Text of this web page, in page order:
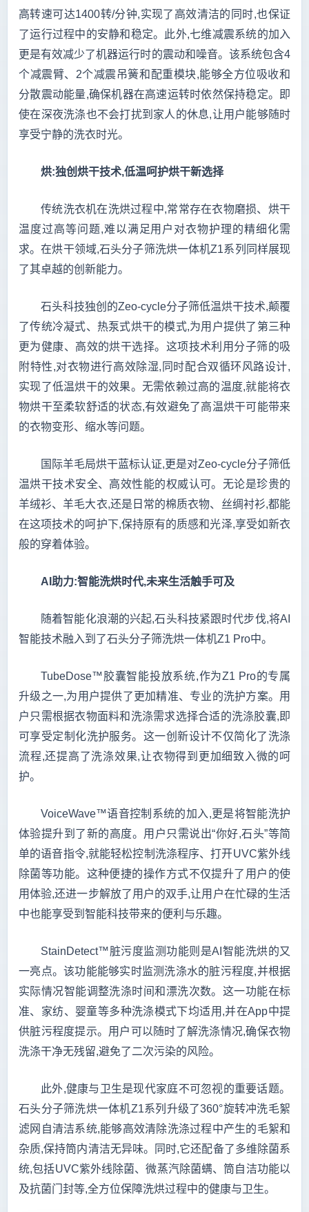
高转速可达1400转/分钟,实现了高效清洁的同时,也保证
了运行过程中的安静和稳定。此外,七维减震系统的加入
更是有效减少了机器运行时的震动和噪音。该系统包含4
个减震臂、2个减震吊簧和配重模块,能够全方位吸收和
分散震动能量,确保机器在高速运转时依然保持稳定。即
使在深夜洗涤也不会打扰到家人的休息,让用户能够随时
享受宁静的洗衣时光。
烘:独创烘干技术,低温呵护烘干新选择
传统洗衣机在洗烘过程中,常常存在衣物磨损、烘干
温度过高等问题,难以满足用户对衣物护理的精细化需
求。在烘干领域,石头分子筛洗烘一体机Z1系列同样展现
了其卓越的创新能力。
石头科技独创的Zeo-cycle分子筛低温烘干技术,颠覆
了传统冷凝式、热泵式烘干的模式,为用户提供了第三种
更为健康、高效的烘干选择。这项技术利用分子筛的吸
附特性,对衣物进行高效除湿,同时配合双循环风路设计,
实现了低温烘干的效果。无需依赖过高的温度,就能将衣
物烘干至柔软舒适的状态,有效避免了高温烘干可能带来
的衣物变形、缩水等问题。
国际羊毛局烘干蓝标认证,更是对Zeo-cycle分子筛低
温烘干技术安全、高效性能的权威认可。无论是珍贵的
羊绒衫、羊毛大衣,还是日常的棉质衣物、丝绸衬衫,都能
在这项技术的呵护下,保持原有的质感和光泽,享受如新衣
般的穿着体验。
AI助力:智能洗烘时代,未来生活触手可及
随着智能化浪潮的兴起,石头科技紧跟时代步伐,将AI
智能技术融入到了石头分子筛洗烘一体机Z1 Pro中。
TubeDose™胶囊智能投放系统,作为Z1 Pro的专属
升级之一,为用户提供了更加精准、专业的洗护方案。用
户只需根据衣物面料和洗涤需求选择合适的洗涤胶囊,即
可享受定制化洗护服务。这一创新设计不仅简化了洗涤
流程,还提高了洗涤效果,让衣物得到更加细致入微的呵
护。
VoiceWave™语音控制系统的加入,更是将智能洗护
体验提升到了新的高度。用户只需说出“你好,石头”等简
单的语音指令,就能轻松控制洗涤程序、打开UVC紫外线
除菌等功能。这种便捷的操作方式不仅提升了用户的使
用体验,还进一步解放了用户的双手,让用户在忙碌的生活
中也能享受到智能科技带来的便利与乐趣。
StainDetect™脏污度监测功能则是AI智能洗烘的又
一亮点。该功能能够实时监测洗涤水的脏污程度,并根据
实际情况智能调整洗涤时间和漂洗次数。这一功能在标
准、家纺、婴童等多种洗涤模式下均适用,并在App中提
供脏污程度提示。用户可以随时了解洗涤情况,确保衣物
洗涤干净无残留,避免了二次污染的风险。
此外,健康与卫生是现代家庭不可忽视的重要话题。
石头分子筛洗烘一体机Z1系列升级了360°旋转冲洗毛絮
滤网自清洁系统,能够高效清除洗涤过程中产生的毛絮和
杂质,保持筒内清洁无异味。同时,它还配备了多维除菌系
统,包括UVC紫外线除菌、微蒸汽除菌螨、筒自洁功能以
及抗菌门封等,全方位保障洗烘过程中的健康与卫生。